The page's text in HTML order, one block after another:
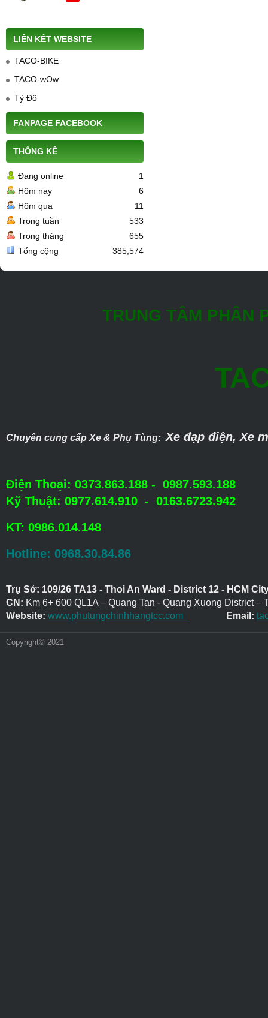
LIÊN KẾT WEBSITE
TACO-BIKE
TACO-wOw
Tỷ Đô
FANPAGE FACEBOOK
THỐNG KÊ
Đang online
1
Hôm nay
6
Hôm qua
11
Trong tuần
533
Trong tháng
655
Tổng cộng
385,574
TRUNG TÂM PHÂN
Chuyên cung cấp Xe & Phụ Tùng: Xe đạp điện, Xe
Điện Thoại: 0373.863.188 - 0987.593.188
Kỹ Thuật: 0977.614.910 - 0163.6723.942
KT: 0986.014.148
Hotline: 0968.30.84.86
Trụ Sở: 109/26 TA13 - Thoi An Ward - District 12 - HCM
CN: Km 6+ 600 QL1A – Quang Tan - Quang Xuong District
Website: www.phutungchinhhangtcc.com Email:
Copyright© 2021